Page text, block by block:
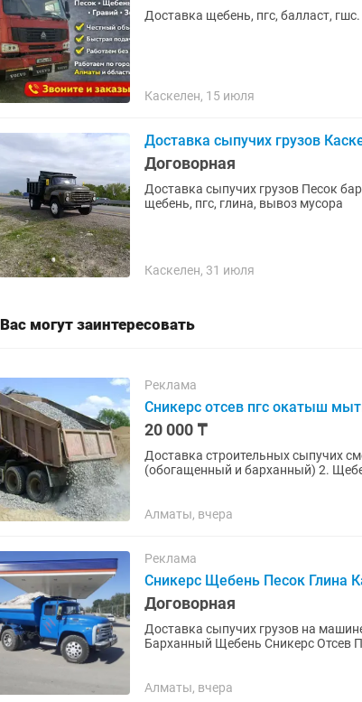
Доставка щебень, пгс, балласт, гшс.
Каскелен, 15 июля
Доставка сыпучих грузов
Договорная
Доставка сыпучих грузов Песок барханный, песок мытый обогащенный, Сникерс, камни,
щебень, пгс, глина, вывоз мусора
Каскелен, 31 июля
Вас могут заинтересовать
Реклама
Сникерс отсев пгс окатыш
20 000 ₸
Доставка строительных сыпучих
(обогащенный и барханный) 2.
Алматы, вчера
Реклама
Сникерс Щебень Песок Глина
Договорная
Доставка сыпучих грузов на машине
Алматы, вчера